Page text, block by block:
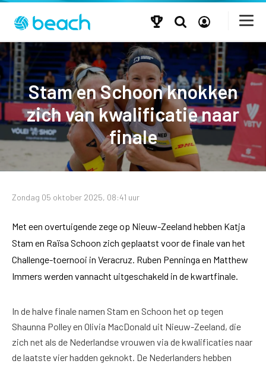
Stam en Schoon knokken
zich van kwalificatie naar
finale
Zondag 05 oktober 2025, 08:41 uur
Met een overtuigende zege op Nieuw-Zeeland hebben Katja
Stam en Raïsa Schoon zich geplaatst voor de finale van het
Challenge-toernooi in Veracruz. Ruben Penninga en Matthew
Immers werden vannacht uitgeschakeld in de kwartfinale.
In de halve finale namen Stam en Schoon het op tegen
Shaunna Polley en Olivia MacDonald uit Nieuw-Zeeland, die
zich net als de Nederlandse vrouwen via de kwalificaties naar
de laatste vier hadden geknokt. De Nederlanders hebben